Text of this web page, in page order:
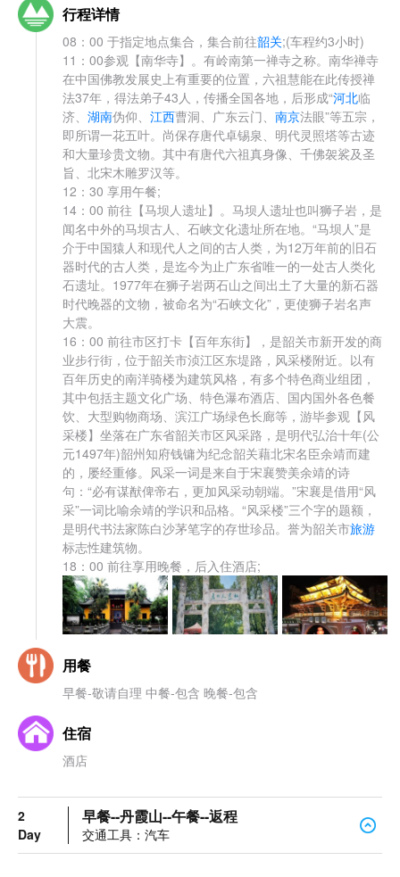
行程详情
08：00 于指定地点集合，集合前往韶关;(车程约3小时)
11：00参观【南华寺】。有岭南第一禅寺之称。南华禅寺
在中国佛教发展史上有重要的位置，六祖慧能在此传授禅
法37年，得法弟子43人，传播全国各地，后形成“河北临
济、 湖南伪仰、 江西曹洞、广东云门、 南京法眼”等五宗，
即所谓一花五叶。尚保存唐代卓锡泉、明代灵照塔等古迹
和大量珍贵文物。其中有唐代六祖真身像、千佛袈裟及圣
旨、北宋木雕罗汉等。
12：30 享用午餐;
14：00 前往【马坝人遗址】。马坝人遗址也叫狮子岩，是
闻名中外的马坝古人、石峡文化遗址所在地。“马坝人”是
介于中国猿人和现代人之间的古人类，为12万年前的旧石
器时代的古人类，是迄今为止广东省唯一的一处古人类化
石遗址。1977年在狮子岩两石山之间出土了大量的新石器
时代晚器的文物，被命名为“石峡文化”，更使狮子岩名声
大震。
16：00 前往市区打卡【百年东街】，是韶关市新开发的商
业步行街，位于韶关市浈江区东堤路，风采楼附近。以有
百年历史的南洋骑楼为建筑风格，有多个特色商业组团，
其中包括主题文化广场、特色瀑布酒店、国内国外各色餐
饮、大型购物商场、滨江广场绿色长廊等，游毕参观【风
采楼】坐落在广东省韶关市区风采路，是明代弘治十年(公
元1497年)韶州知府钱镛为纪念韶关藉北宋名臣余靖而建
的，屡经重修。风采一词是来自于宋襄赞美余靖的诗
句：“必有谋猷俾帝右，更加风采动朝端。”宋襄是借用“风
采”一词比喻余靖的学识和品格。“风采楼”三个字的题额，
是明代书法家陈白沙茅笔字的存世珍品。誉为韶关市旅游
标志性建筑物。
18：00 前往享用晚餐，后入住酒店;
用餐
早餐-敬请自理 中餐-包含 晚餐-包含
住宿
酒店
2
Day
早餐--丹霞山--午餐--返程
交通工具：汽车